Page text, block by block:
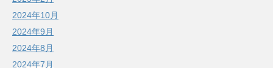
2024年10月
2024年9月
2024年8月
2024年7月